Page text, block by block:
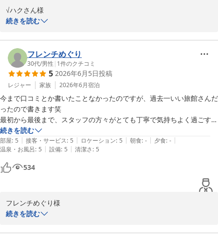
く何度も利用できましたし、温泉階のオールインクルーシブも満喫いた
しました。唯一残念だったのが、楽しみにしてたハーゲンダッツが別会
なかなか簡単にはリピートできない高級なお宿ですが、もう私の中では
リピ確ですね。
ありがとうございました。
√ハクさん様
この度は奥様のお誕生日のお祝いに雪月花別邸翠雲をご利用いただ
非日常のひとときをお楽しみいただけたとのお言葉を賜り大変嬉し
く思います。
無料サービスのアイスに関しましてはご期待に添えず申し訳ござい
ません。
いただいたご意見は今後の参考とさせていただきます。
またのご来館を心よりお待ち申し上げております。
雪月花別邸翠雲　田中
雪月花別邸 翠雲（共立リゾート）
2026-06-17
続きを読む
フレンチめぐり
30代/男性 | 1件のクチコミ
5 2026年6月5日投稿
レジャー 家族 2026年6月宿泊
今まで口コミとか書いたことなかったのですが、過去一いい旅館さんだ
ったので書きます笑
最初から最後まで、スタッフの方々がとても丁寧で気持ちよく過ごすこ
とができました！
忘れ物にもご対応くださりありがとうございました。
続きを読む
部屋: 5 | 接客・サービス: 5 | ロケーション: 5 | 朝食: - | 夕食: - |
温泉・お風呂: 5 | 設備: 5 | 清潔さ: 5
534
フレンチめぐり様
この度は雪月花別邸翠雲にご宿泊いただきまして誠にありがとうご
過去一番とのお言葉を賜り、スタッフ一同大変嬉しく存じます。
続きを読む